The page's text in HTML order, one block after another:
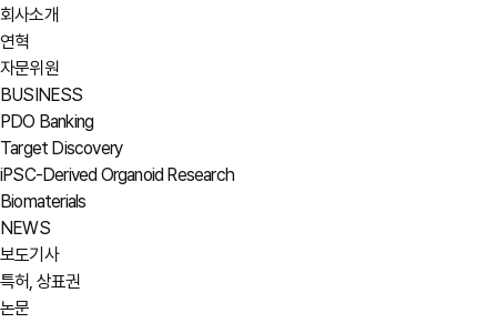
회사소개
연혁
자문위원
BUSINESS
PDO Banking
Target Discovery
iPSC-Derived Organoid Research
Biomaterials
NEWS
보도기사
특허, 상표권
논문